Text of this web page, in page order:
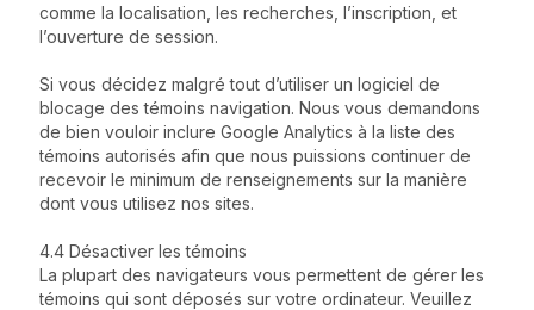
comme la localisation, les recherches, l’inscription, et
l’ouverture de session.
Si vous décidez malgré tout d’utiliser un logiciel de
blocage des témoins navigation. Nous vous demandons
de bien vouloir inclure Google Analytics à la liste des
témoins autorisés afin que nous puissions continuer de
recevoir le minimum de renseignements sur la manière
dont vous utilisez nos sites.
4.4 Désactiver les témoins
La plupart des navigateurs vous permettent de gérer les
témoins qui sont déposés sur votre ordinateur. Veuillez